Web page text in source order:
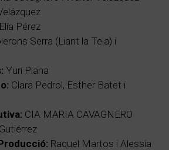
Elía Pérez
Serra (Liant la Tela) i
Yuri Plana
Clara Pedrol, Esther Batet i
CIA MARIA CAVAGNERO
Raquel Martos i Alessia